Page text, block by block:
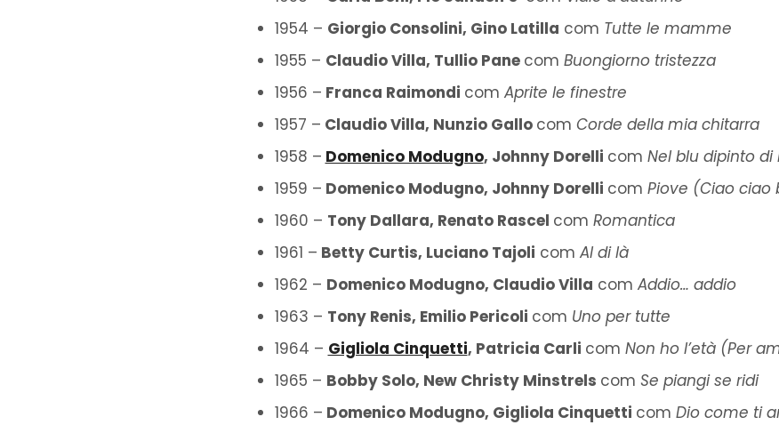
1954 – Giorgio Consolini, Gino Latilla com Tutte le mamme
1955 – Claudio Villa, Tullio Pane com Buongiorno tristezza
1956 – Franca Raimondi com Aprite le finestre
1957 – Claudio Villa, Nunzio Gallo com Corde della mia chitarra
1958 – Domenico Modugno, Johnny Dorelli com Nel blu dipinto di
1959 – Domenico Modugno, Johnny Dorelli com Piove (Ciao ciao
1960 – Tony Dallara, Renato Rascel com Romantica
1961 – Betty Curtis, Luciano Tajoli com Al di là
1962 – Domenico Modugno, Claudio Villa com Addio… addio
1963 – Tony Renis, Emilio Pericoli com Uno per tutte
1964 – Gigliola Cinquetti, Patricia Carli com Non ho l’età (Per
1965 – Bobby Solo, New Christy Minstrels com Se piangi se ridi
1966 – Domenico Modugno, Gigliola Cinquetti com Dio come ti